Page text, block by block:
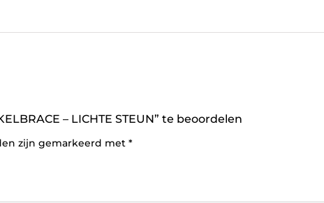
– LICHTE STEUN” te beoordelen
zijn gemarkeerd met *